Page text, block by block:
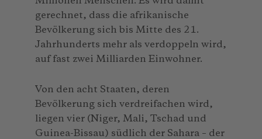
gerechnet, dass die afrikanische
Bevölkerung sich bis Mitte des 21.
Jahrhunderts mehr als verdoppeln wird,
auf fast zwei Milliarden Einwohner.
Von den acht Staaten, deren
Bevölkerung sich verdreifachen wird,
liegen vier (Niger, Mali, Tschad und
Guinea-Bissau) südlich der Sahara – der